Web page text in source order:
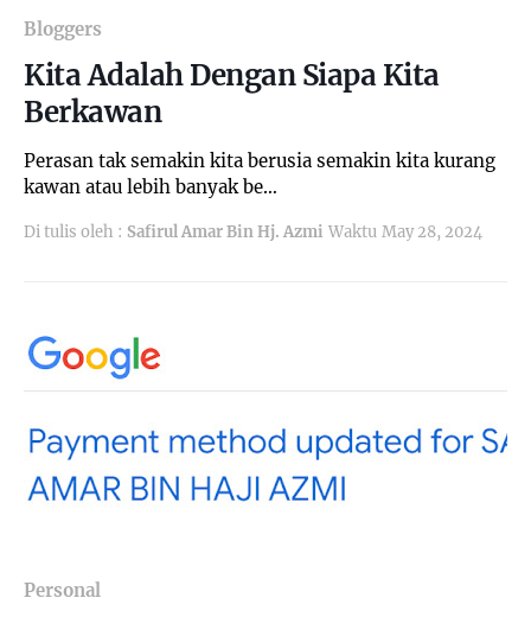
Bloggers
Kita Adalah Dengan Siapa Kita
Berkawan
Perasan tak semakin kita berusia semakin kita kurang
kawan atau lebih banyak be…
Di tulis oleh : Safirul Amar Bin Hj. Azmi Waktu May 28, 2024
Personal